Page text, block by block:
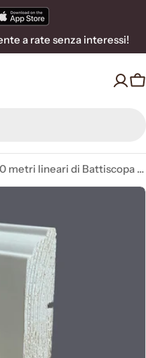
a rate senza interessi!
100 metri lineari di Battiscopa PREMIUM in legno MASSELLO mod.FIRENZE 91x15 laccato bianco